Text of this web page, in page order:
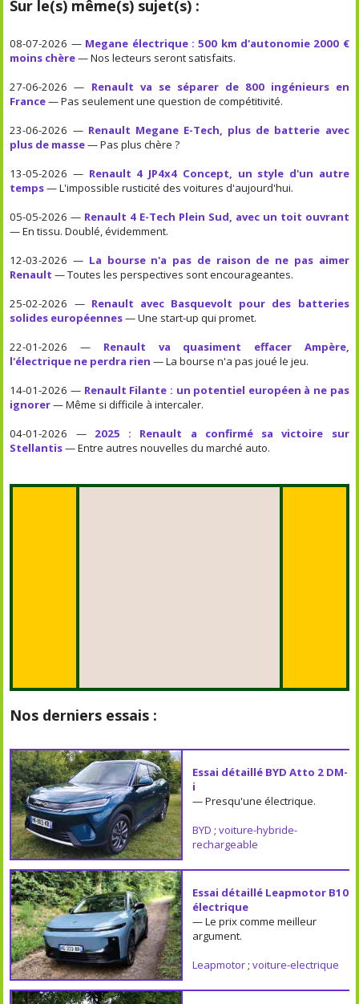
Sur le(s) même(s) sujet(s) :
08-07-2026 — Megane électrique : 500 km d'autonomie 2000 €
moins chère— Nos lecteurs seront satisfaits.
27-06-2026 — Renault va se séparer de 800 ingénieurs en
France— Pas seulement une question de compétitivité.
23-06-2026 — Renault Megane E-Tech, plus de batterie avec
plus de masse— Pas plus chère ?
13-05-2026 — Renault 4 JP4x4 Concept, un style d'un autre
temps— L'impossible rusticité des voitures d'aujourd'hui.
05-05-2026 — Renault 4 E-Tech Plein Sud, avec un toit ouvrant
— En tissu. Doublé, évidemment.
12-03-2026 — La bourse n'a pas de raison de ne pas aimer
Renault — Toutes les perspectives sont encourageantes.
25-02-2026 — Renault avec Basquevolt pour des batteries
solides européennes— Une start-up qui promet.
22-01-2026 — Renault va quasiment effacer Ampère,
l'électrique ne perdra rien — La bourse n'a pas joué le jeu.
14-01-2026 — Renault Filante : un potentiel européen à ne pas
ignorer— Même si difficile à intercaler.
04-01-2026 — 2025 : Renault a confirmé sa victoire sur
Stellantis— Entre autres nouvelles du marché auto.
Nos derniers essais :
Essai détaillé BYD Atto 2 DM-
i
— Presqu'une électrique.
BYD ; voiture-hybride-
rechargeable
Essai détaillé Leapmotor B10
électrique
— Le prix comme meilleur
argument.
Leapmotor; voiture-electrique